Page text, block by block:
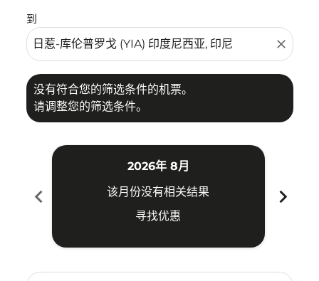
到
close
没有符合您的筛选条件的机票。
请调整您的筛选条件。
chevron_left
2026年 8月
该月份没有相关结果
寻找优惠
chevron_right